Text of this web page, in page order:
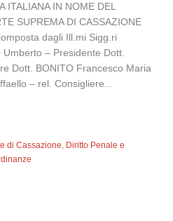
ITALIANA IN NOME DEL
SUPREMA DI CASSAZIONE
dagli Ill.mi Sigg.ri
– Presidente Dott.
Dott. BONITO Francesco Maria
– rel. Consigliere...
di Cassazione, Diritto Penale e